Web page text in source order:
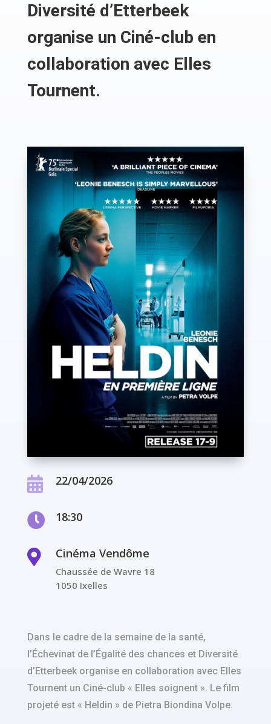
Diversité d’Etterbeek
organise un Ciné-club en
collaboration avec Elles
Tournent.
 22/04/2026
 18:30
 Cinéma Vendôme
Chaussée de Wavre 18
1050 Ixelles
Dans le cadre de la semaine de la santé,
l’Échevinat de l’Égalité des chances et Diversité
d’Etterbeek organise en collaboration avec Elles
Tournent un Ciné-club « Elles soignent ». Le film
projeté est « Heldin » de Pietra Biondina Volpe.